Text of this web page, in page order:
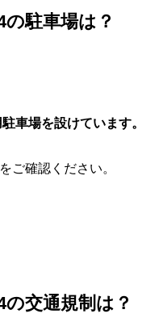
駐車場は？
車場を設けています。
ご確認ください。
交通規制は？